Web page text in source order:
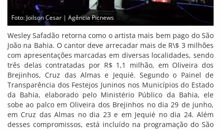
Foto: Joilson Cesar | Agência Picnews
Wesley Safadão retorna como o artista mais bem pago do São
João na Bahia. O cantor deve arrecadar mais de R\$ 3 milhões
com apresentações marcadas em diversas localidades, sendo
três delas contratadas por R$ 1,1 milhão, em Oliveira dos
Brejinhos, Cruz das Almas e Jequié. Segundo o Painel de
Transparência dos Festejos Juninos nos Municípios do Estado
da Bahia, elaborado pelo Ministério Público da Bahia, ele
sobe ao palco em Oliveira dos Brejinhos no dia 29 de junho,
em Cruz das Almas no dia 23 e em Jequié no dia 24. Além
desses compromissos, está incluído na programação do São